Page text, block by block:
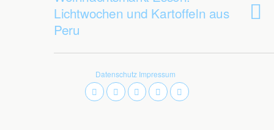
Lichtwochen und Kartoffeln aus
Peru
Datenschutz Impressum